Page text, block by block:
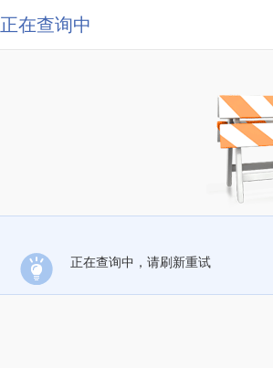
正在查询中
正在查询中，请刷新重试